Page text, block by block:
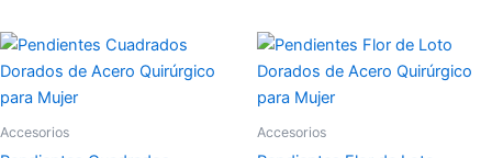
Accesorios Accesorios